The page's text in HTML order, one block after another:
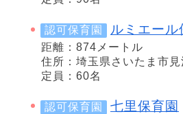
認可保育園 ルミエール
距離：874メートル
住所：埼玉県さいたま市
定員：60名
認可保育園 七里保育園